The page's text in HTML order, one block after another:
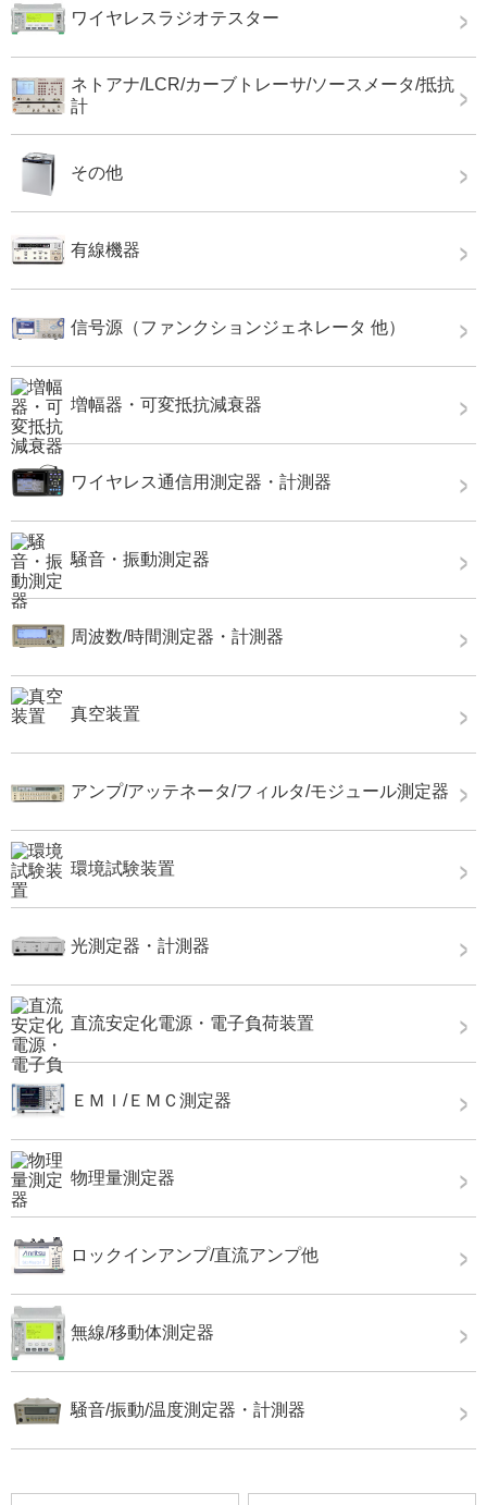
ワイヤレスラジオテスター
ネトアナ/LCR/カーブトレーサ/ソースメータ/抵抗
計
その他
有線機器
信号源（ファンクションジェネレータ 他）
増幅器・可変抵抗減衰器
ワイヤレス通信用測定器・計測器
騒音・振動測定器
周波数/時間測定器・計測器
真空装置
アンプ/アッテネータ/フィルタ/モジュール測定器
環境試験装置
光測定器・計測器
直流安定化電源・電子負荷装置
ＥＭＩ/ＥＭＣ測定器
物理量測定器
ロックインアンプ/直流アンプ他
無線/移動体測定器
騒音/振動/温度測定器・計測器